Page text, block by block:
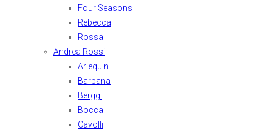
Four Seasons
Rebecca
Rossa
Andrea Rossi
Arlequin
Barbana
Berggi
Bocca
Cavolli